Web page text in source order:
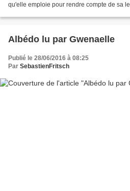
qu'elle emploie pour rendre compte de sa
Albédo lu par Gwenaelle
Publié le 28/06/2016 à 08:25
Par SebastienFritsch